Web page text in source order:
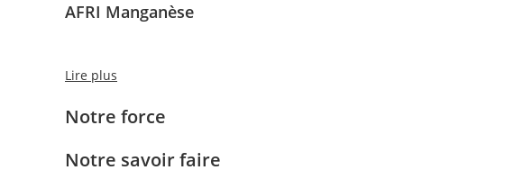
AFRI Manganèse
Lire plus
Notre force
Notre savoir faire